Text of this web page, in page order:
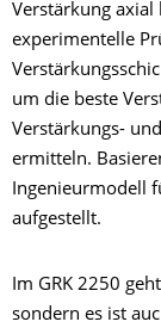
Verstärkung axial
experimentelle
um die beste
Verstärkungs-
ermitteln.
Ingenieurmodell
aufgestellt.
Im GRK 2250
sondern es ist